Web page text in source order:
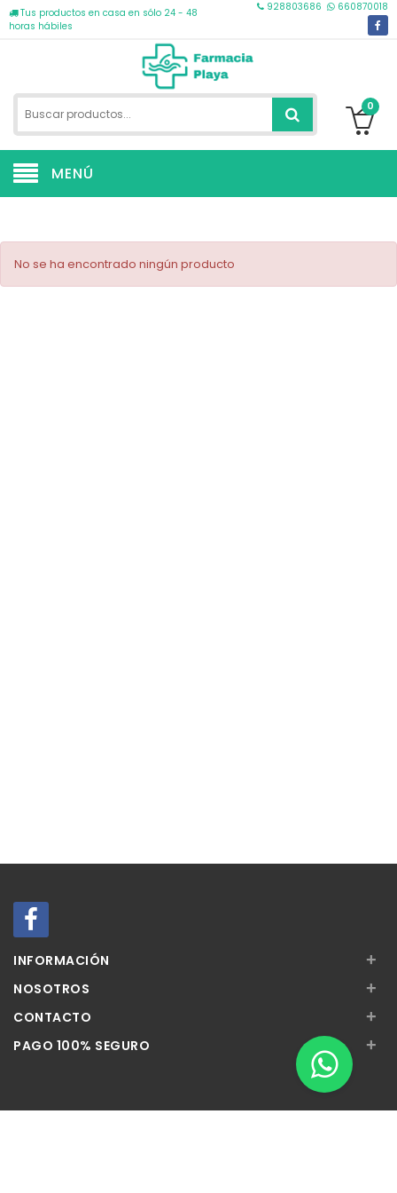
Tus productos en casa en sólo 24 - 48
horas hábiles
928803686 660870018
0
MENÚ
No se ha encontrado ningún producto
INFORMACIÓN +
NOSOTROS +
CONTACTO +
PAGO 100% SEGURO +